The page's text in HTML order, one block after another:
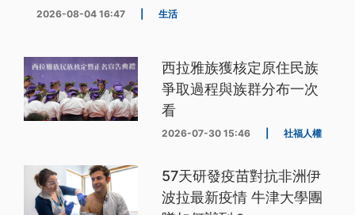
2026-08-04 16:47 生活
西拉雅族獲核定原住民族
爭取過程與族群分布一次
看
2026-07-30 15:46 社福人權
57天研發疫苗對抗非洲伊
波拉最新疫情 牛津大學團